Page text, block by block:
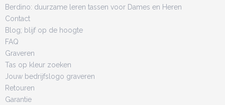
Berdino: duurzame leren tassen voor Dames en Heren
Contact
Blog; blijf op de hoogte
FAQ
Graveren
Tas op kleur zoeken
Jouw bedrijfslogo graveren
Retouren
Garantie